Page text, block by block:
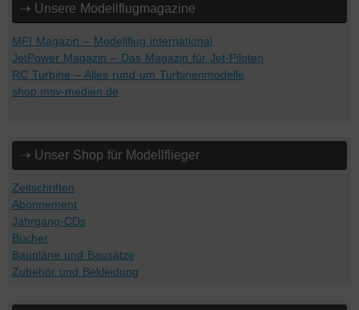
⇢ Unsere Modellflugmagazine
MFI Magazin – Modellflug international
JetPower Magazin – Das Magazin für Jet-Piloten
RC Turbine – Alles rund um Turbinenmodelle
shop.msv-medien.de
⇢ Unser Shop für Modellflieger
Zeitschriften
Abonnement
Jahrgang-CDs
Bücher
Baupläne und Bausätze
Zubehör und Bekleidung